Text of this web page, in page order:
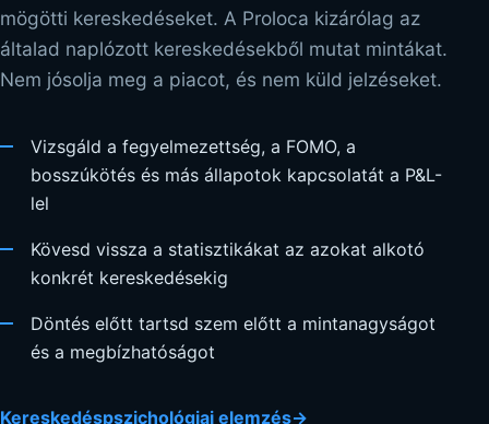
mögötti kereskedéseket. A Proloca kizárólag az
általad naplózott kereskedésekből mutat mintákat.
Nem jósolja meg a piacot, és nem küld jelzéseket.
Vizsgáld a fegyelmezettség, a FOMO, a
bosszúkötés és más állapotok kapcsolatát a P&L-
lel
Kövesd vissza a statisztikákat az azokat alkotó
konkrét kereskedésekig
Döntés előtt tartsd szem előtt a mintanagyságot
és a megbízhatóságot
Kereskedéspszichológiai elemzés→